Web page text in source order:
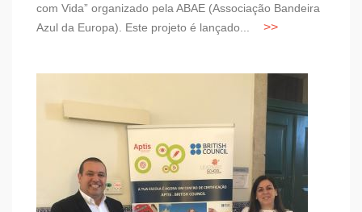
com Vida” organizado pela ABAE (Associação Bandeira
Azul da Europa). Este projeto é lançado...